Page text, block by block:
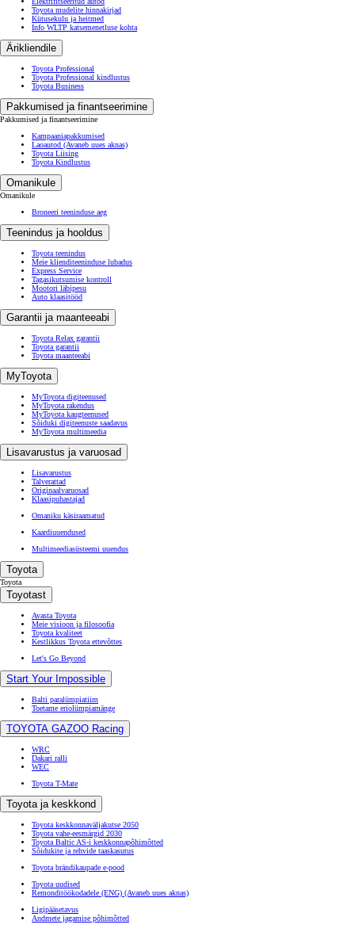
Toyota mudelite hinnakirjad
Kütusekulu ja heitmed
Info WLTP katsemenetluse kohta
Ärikliendile
Toyota Professional
Toyota Professional kindlustus
Toyota Business
Pakkumised ja finantseerimine
Pakkumised ja finantseerimine
Kampaaniapakkumised
Laoautod (Avaneb uues aknas)
Toyota Liising
Toyota Kindlustus
Omanikule
Omanikule
Broneeri teeninduse aeg
Teenindus ja hooldus
Toyota teenindus
Meie klienditeeninduse lubadus
Express Service
Tagasikutsumise kontroll
Mootori läbipesu
Auto klaasitööd
Garantii ja maanteeabi
Toyota Relax garantii
Toyota garantii
Toyota maanteeabi
MyToyota
MyToyota digiteenused
MyToyota rakendus
MyToyota kaugteenused
Sõiduki digiteenuste saadavus
MyToyota multimeedia
Lisavarustus ja varuosad
Lisavarustus
Talverattad
Originaalvaruosad
Klaasipuhastajad
Omaniku käsiraamatud
Kaardiuuendused
Multimeediasüsteemi uuendus
Toyota
Toyota
Toyotast
Avasta Toyota
Meie visioon ja filosoofia
Toyota kvaliteet
Kestlikkus Toyota ettevõttes
Let's Go Beyond
Start Your Impossible
Balti paralümpiatiim
Toetame eriolümpiamänge
TOYOTA GAZOO Racing
WRC
Dakari ralli
WEC
Toyota T-Mate
Toyota ja keskkond
Toyota keskkonnaväljakutse 2050
Toyota vahe-eesmärgid 2030
Toyota Baltic AS-i keskkonnapõhimõtted
Sõidukite ja rehvide taaskasutus
Toyota brändikaupade e-pood
Toyota uudised
Remonditöökodadele (ENG) (Avaneb uues aknas)
Ligipääsetavus
Andmete jagamise põhimõtted